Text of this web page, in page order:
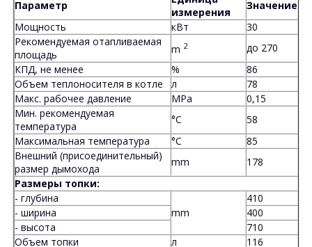
Параметр
измерения
Значение
Мощность
кВт
30
Рекомендуемая отапливаемая
площадь
m 2
до 270
КПД, не менее
%
86
Объем теплоносителя в котле
л
78
Макс. рабочее давление
MPa
0,15
Мин. рекомендуемая
температура
°C
58
Максимальная температура
°C
85
Внешний (присоединительный)
размер дымохода
mm
178
Размеры топки:
- глубина
mm
410
- ширина
400
- высота
710
Объем топки
л
116